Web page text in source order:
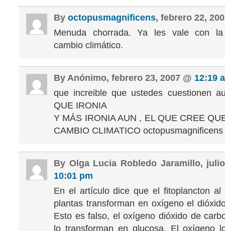
By octopusmagnificens, febrero 22,
Menuda chorrada. Ya les vale con
cambio climático.
By Anónimo, febrero 23, 2007 @ 12:19
que increible que ustedes cuestionen
QUE IRONIA
Y MÁS IRONIA AUN , EL QUE CREE
CAMBIO CLIMATICO octopusmagnificens
By Olga Lucia Robledo Jaramillo,
10:01 pm
En el artículo dice que el fitoplancton al
plantas transforman en oxígeno el
Esto es falso, el oxígeno dióxido de
lo transforman en glucosa. El oxígeno